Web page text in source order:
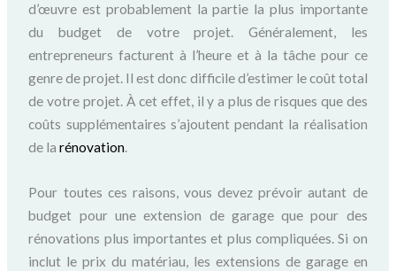
d’œuvre est probablement la partie la plus importante
du budget de votre projet. Généralement, les
entrepreneurs facturent à l’heure et à la tâche pour ce
genre de projet. Il est donc difficile d’estimer le coût total
de votre projet. À cet effet, il y a plus de risques que des
coûts supplémentaires s’ajoutent pendant la réalisation
de larénovation.
Pour toutes ces raisons, vous devez prévoir autant de
budget pour une extension de garage que pour des
rénovations plus importantes et plus compliquées. Si on
inclut le prix du matériau, les extensions de garage en